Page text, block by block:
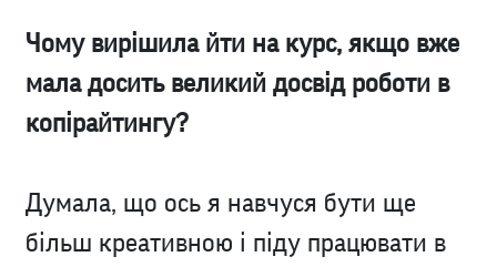
Чому вирішила йти на курс, якщо вже
мала досить великий досвід роботи в
копірайтингу?
Думала, що ось я навчуся бути ще
більш креативною і піду працювати в